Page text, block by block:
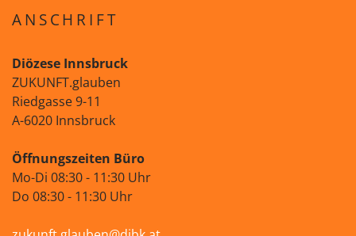
ANSCHRIFT
Diözese Innsbruck
ZUKUNFT.glauben
Riedgasse 9-11
A-6020 Innsbruck
Öffnungszeiten Büro
Mo-Di 08:30 - 11:30 Uhr
Do 08:30 - 11:30 Uhr